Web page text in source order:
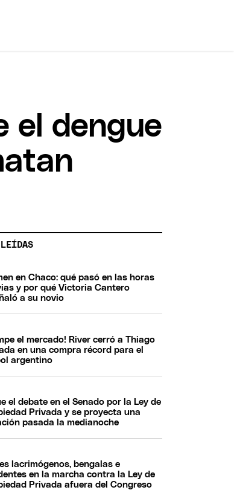
el dengue
en Chaco: qué pasó en las horas
y por qué Victoria Cantero
a su novio
el mercado! River cerró a Thiago
en una compra récord para el
argentino
el debate en el Senado por la Ley de
Privada y se proyecta una
pasada la medianoche
lacrimógenos, bengalas e
en la marcha contra la Ley de
Privada afuera del Congreso